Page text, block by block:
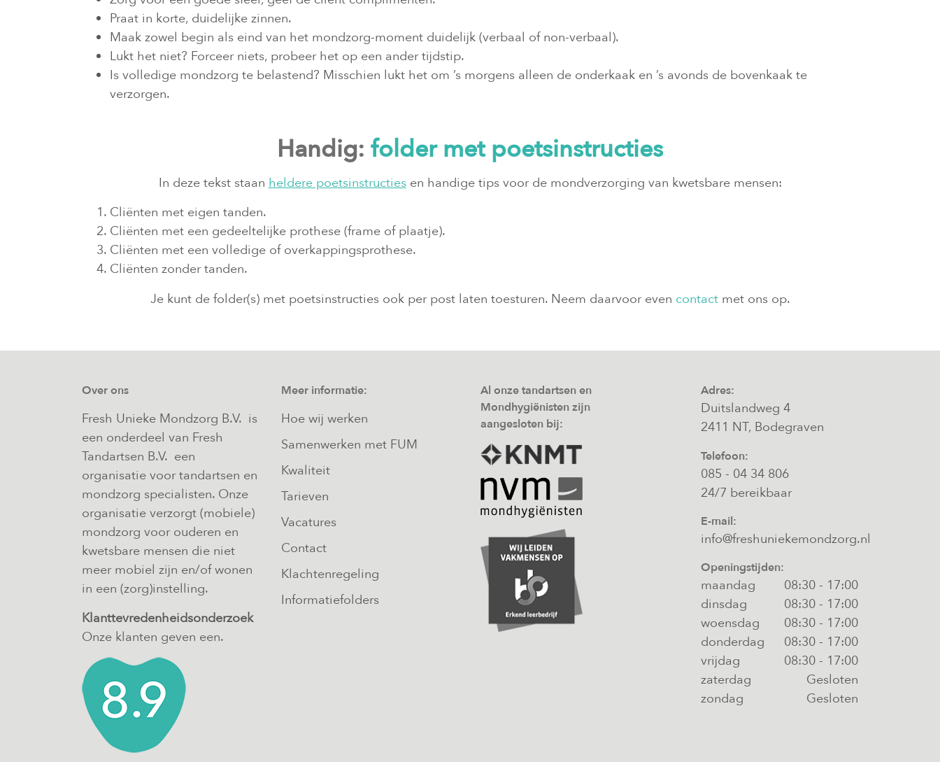
Praat in korte, duidelijke zinnen.
Maak zowel begin als eind van het mondzorg-moment duidelijk (verbaal of non-verbaal).
Lukt het niet? Forceer niets, probeer het op een ander tijdstip.
Is volledige mondzorg te belastend? Misschien lukt het om ’s morgens alleen de onderkaak en ’s avonds de bovenkaak te
verzorgen.
Handig: folder met poetsinstructies
In deze tekst staanheldere poetsinstructiesen handige tips voor de mondverzorging van kwetsbare mensen:
Cliënten met eigen tanden.
Cliënten met een gedeeltelijke prothese (frame of plaatje).
Cliënten met een volledige of overkappingsprothese.
Cliënten zonder tanden.
Je kunt de folder(s) met poetsinstructies ook per post laten toesturen. Neem daarvoor even contactmet ons op.
Over ons
Fresh Unieke Mondzorg B.V. is
een onderdeel van Fresh
Tandartsen B.V. een
organisatie voor tandartsen en
mondzorg specialisten. Onze
organisatie verzorgt (mobiele)
mondzorg voor ouderen en
kwetsbare mensen die niet
meer mobiel zijn en/of wonen
in een (zorg)instelling.
Klanttevredenheidsonderzoek
Onze klanten geven een.
Meer informatie:
Hoe wij werken
Samenwerken met FUM
Kwaliteit
Tarieven
Vacatures
Contact
Klachtenregeling
Informatiefolders
Al onze tandartsen en
Mondhygiënisten zijn
aangesloten bij:
Adres:
Duitslandweg 4
2411 NT, Bodegraven
Telefoon:
085 - 04 34 806
24/7 bereikbaar
E-mail:
info@freshuniekemondzorg.nl
Openingstijden:
maandag 08:30 - 17:00
dinsdag
08:30 - 17:00
woensdag
08:30 - 17:00
donderdag
08:30 - 17:00
vrijdag
08:30 - 17:00
zaterdag
Gesloten
zondag
Gesloten